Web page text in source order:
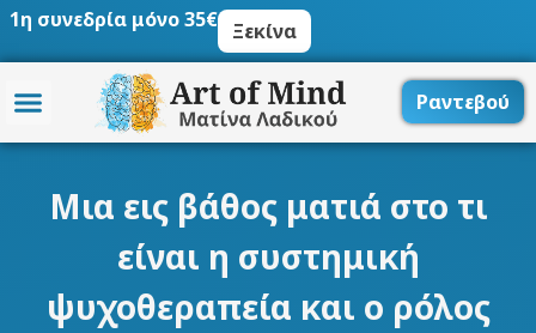
Μετάβαση
περιεχόμενο
1η συνεδρία μόνο 35€ Ξεκίνα
Ραντεβού
Μια εις βάθος ματιά στο τι
είναι η συστημική
ψυχοθεραπεία και ο ρόλος